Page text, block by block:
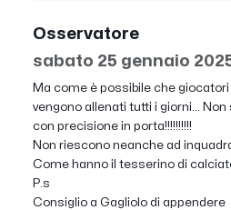
Osservatore
sabato 25 gennaio
Ma come è possibile che
vengono allenati tutti i giorni...
con precisione in porta!!!!!!!!!!
Non riescono neanche ad
Come hanno il tesserino di
P.s
Consiglio a Gagliolo di appendere